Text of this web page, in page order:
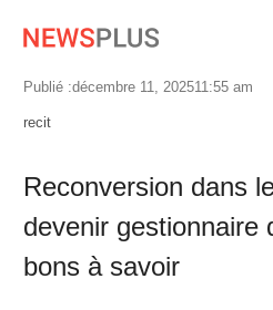
Publié :décembre 11, 202511:55 am
Author
recit
Reconversion dans
devenir gestionnaire
bons à savoir